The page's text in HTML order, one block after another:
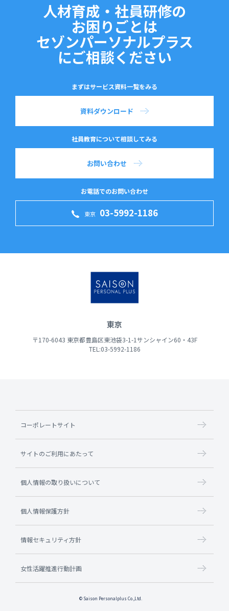
人材育成・社員研修の
お困りごとは
セゾンパーソナルプラス
にご相談ください
まずはサービス資料一覧をみる
資料ダウンロード
社員教育について相談してみる
お問い合わせ
お電話でのお問い合わせ
東京 03-5992-1186
東京
〒170-6043 東京都豊島区東池袋3-1-1サンシャイン60・43F
TEL:03-5992-1186
コーポレートサイト
サイトのご利用にあたって
個人情報の取り扱いについて
個人情報保護方針
情報セキュリティ方針
女性活躍推進行動計画
© Saison Personalplus Co.,Ltd.